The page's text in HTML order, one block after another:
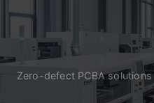
Zero-defect PCBA